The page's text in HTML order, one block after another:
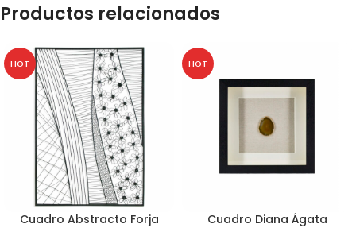
Productos relacionados
HOT
Cuadro Abstracto Forja
HOT
Cuadro Diana Ágata